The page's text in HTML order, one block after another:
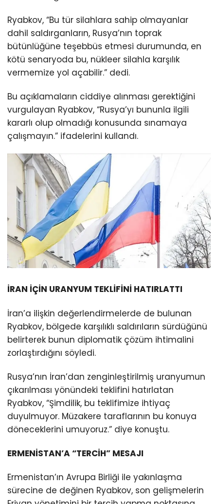
Ryabkov, “Bu tür silahlara sahip olmayanlar
dahil saldırganların, Rusya’nın toprak
bütünlüğüne teşebbüs etmesi durumunda, en
kötü senaryoda bu, nükleer silahla karşılık
vermemize yol açabilir.” dedi.
Bu açıklamaların ciddiye alınması gerektiğini
vurgulayan Ryabkov, “Rusya’yı bununla ilgili
kararlı olup olmadığı konusunda sınamaya
çalışmayın.” ifadelerini kullandı.
İRAN İÇİN URANYUM TEKLİFİNİ HATIRLATTI
İran’a ilişkin değerlendirmelerde de bulunan
Ryabkov, bölgede karşılıklı saldırıların sürdüğünü
belirterek bunun diplomatik çözüm ihtimalini
zorlaştırdığını söyledi.
Rusya’nın İran’dan zenginleştirilmiş uranyumun
çıkarılması yönündeki teklifini hatırlatan
Ryabkov, “Şimdilik, bu teklifimize ihtiyaç
duyulmuyor. Müzakere taraflarının bu konuya
döneceklerini umuyoruz.” diye konuştu.
ERMENİSTAN’A “TERCİH” MESAJI
Ermenistan’ın Avrupa Birliği ile yakınlaşma
sürecine de değinen Ryabkov, son gelişmelerin